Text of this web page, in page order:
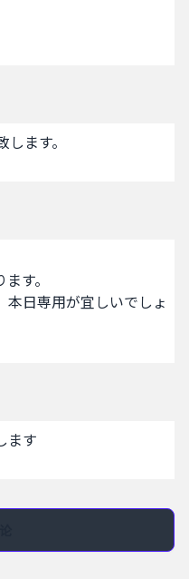
ます。
す。
本日専用が宜しいでしょ
ます